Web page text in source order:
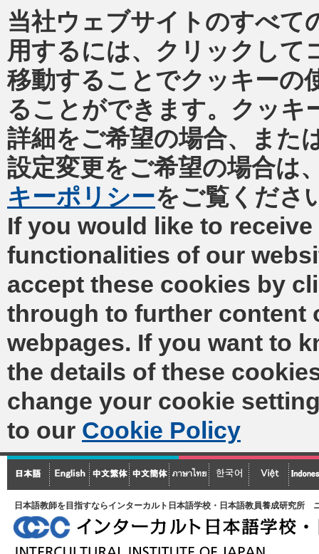
当社ウェブサイトのすべて
用するには、クリックして
移動することでクッキーの
ることができます。クッキ
詳細をご希望の場合、また
設定変更をご希望の場合は
キーポリシーをご覧くださ
If you would like to receive
functionalities of our
accept these cookies by
through to further content
webpages. If you want to
the details of these
change your cookie
to our Cookie Policy
日本語教師を目指すならインターカルト日本語学校・日本語教員養成研究所